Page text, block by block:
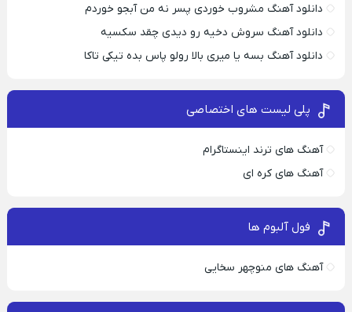
دانلود آهنگ مشروب خوردی پسر نه من آبجو خوردم
دانلود آهنگ سروش دخیه رو دیدی چقد سکسیه
دانلود آهنگ بسه یا میری بالا رولو پاس بده تیکی تاکا
پلی لیست های اختصاصی
آهنگ های ترند اینستاگرام
آهنگ های کره ای
فول آلبوم ها
آهنگ های منوچهر سخایی